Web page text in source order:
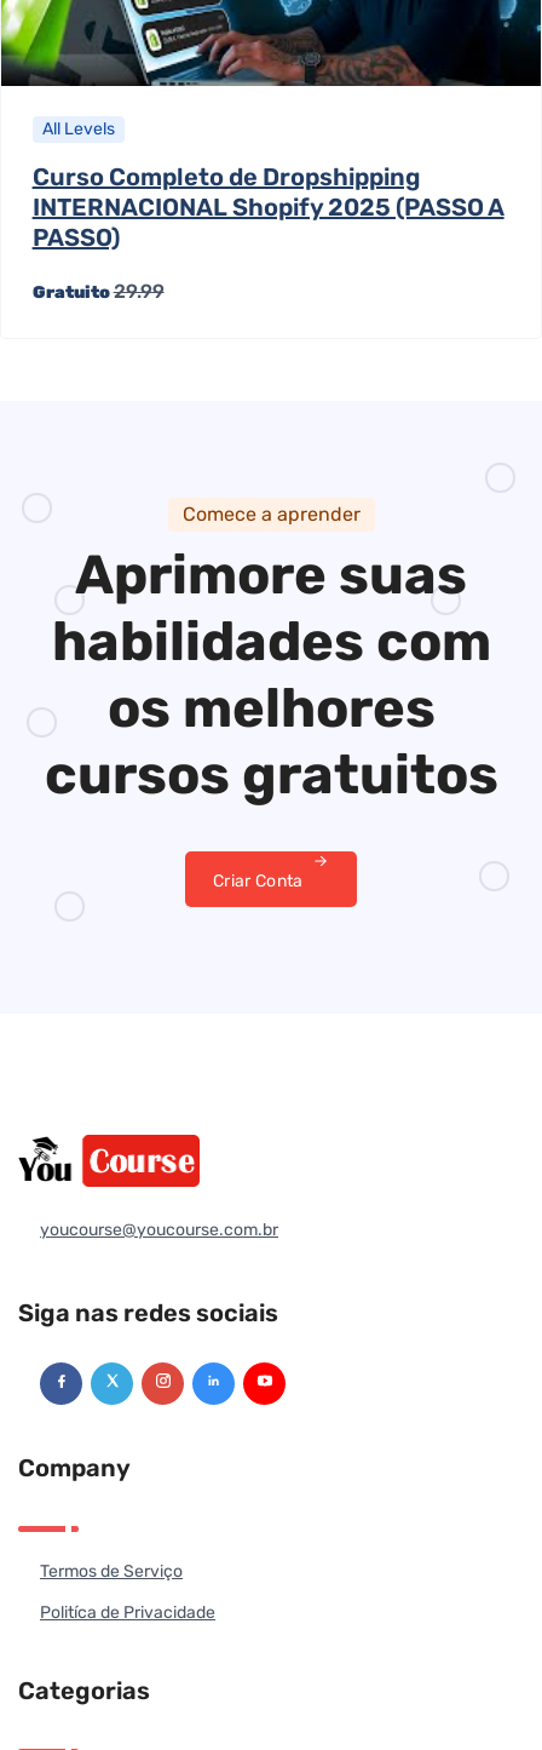
All Levels
Curso Completo de Dropshipping
INTERNACIONAL Shopify 2025 (PASSO A
PASSO)
Gratuito29.99
Comece a aprender
Aprimore suas
habilidades com
os melhores
cursos gratuitos
Criar Conta
youcourse@youcourse.com.br
Siga nas redes sociais
Company
Termos de Serviço
Politíca de Privacidade
Categorias